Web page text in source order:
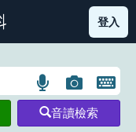
部首索引表圖示
登入
語
言
搜
圖
片
搜
開
鍵
音讀檢索